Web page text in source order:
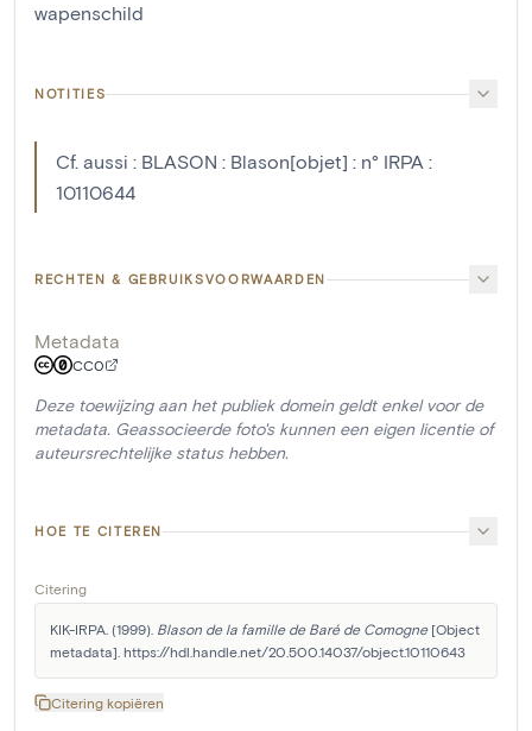
wapenschild
NOTITIES
Cf. aussi : BLASON : Blason[objet] : n° IRPA :
10110644
RECHTEN & GEBRUIKSVOORWAARDEN
Metadata
CC0
Deze toewijzing aan het publiek domein geldt enkel voor de
metadata. Geassocieerde foto's kunnen een eigen licentie of
auteursrechtelijke status hebben.
HOE TE CITEREN
Citering
KIK-IRPA. (1999). Blason de la famille de Baré de Comogne [Object
metadata]. https://hdl.handle.net/20.500.14037/object.10110643
Citering kopiëren